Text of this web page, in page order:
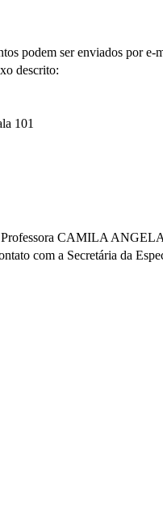
podem ser enviados por
descrito:
101
Professora CAMILA
com a Secretária da